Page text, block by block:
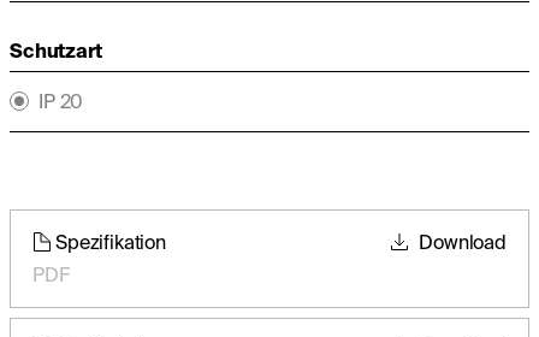
Schutzart
IP 20
Spezifikation
PDF
Download